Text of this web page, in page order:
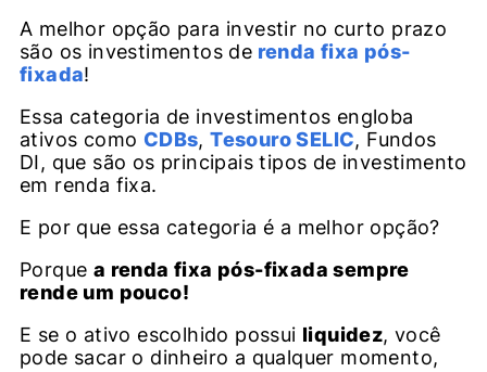
A melhor opção para investir no curto prazo
são os investimentos de renda fixa pós-
fixada!
Essa categoria de investimentos engloba
ativos como CDBs,Tesouro SELIC, Fundos
DI, que são os principais tipos de investimento
em renda fixa.
E por que essa categoria é a melhor opção?
Porque a renda fixa pós-fixada sempre
rende um pouco!
E se o ativo escolhido possui liquidez, você
pode sacar o dinheiro a qualquer momento,